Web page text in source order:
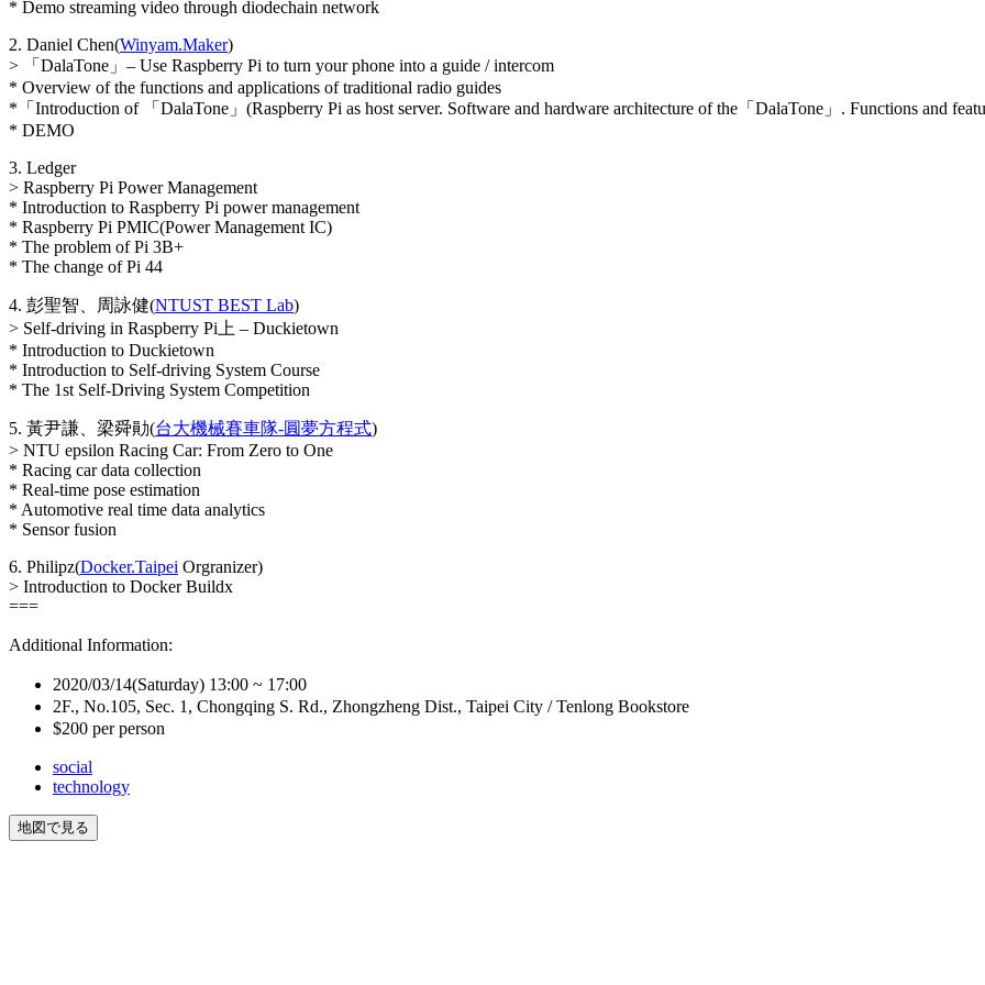
* Demo streaming video through diodechain network
2. Daniel Chen(Winyam.Maker)
> 「DalaTone」– Use Raspberry Pi to turn your phone into a guide / intercom
* Overview of the functions and applications of traditional radio guides
*「Introduction of 「DalaTone」(Raspberry Pi as host server. Software and hardware architecture of the「DalaTone」. Functions and
* DEMO
3. Ledger
> Raspberry Pi Power Management
* Introduction to Raspberry Pi power management
* Raspberry Pi PMIC(Power Management IC)
* The problem of Pi 3B+
* The change of Pi 44
4. 彭聖智、周詠健(NTUST BEST Lab)
> Self-driving in Raspberry Pi上 – Duckietown
* Introduction to Duckietown
* Introduction to Self-driving System Course
* The 1st Self-Driving System Competition
5. 黃尹謙、梁舜勛(台大機械賽車隊-圓夢方程式)
> NTU epsilon Racing Car: From Zero to One
* Racing car data collection
* Real-time pose estimation
* Automotive real time data analytics
* Sensor fusion
6. Philipz(Docker.Taipei Orgranizer)
> Introduction to Docker Buildx
===
Additional Information:
2020/03/14(Saturday) 13:00 ~ 17:00
2F., No.105, Sec. 1, Chongqing S. Rd., Zhongzheng Dist., Taipei City / Tenlong Bookstore
$200 per person
social
technology
地図で見る